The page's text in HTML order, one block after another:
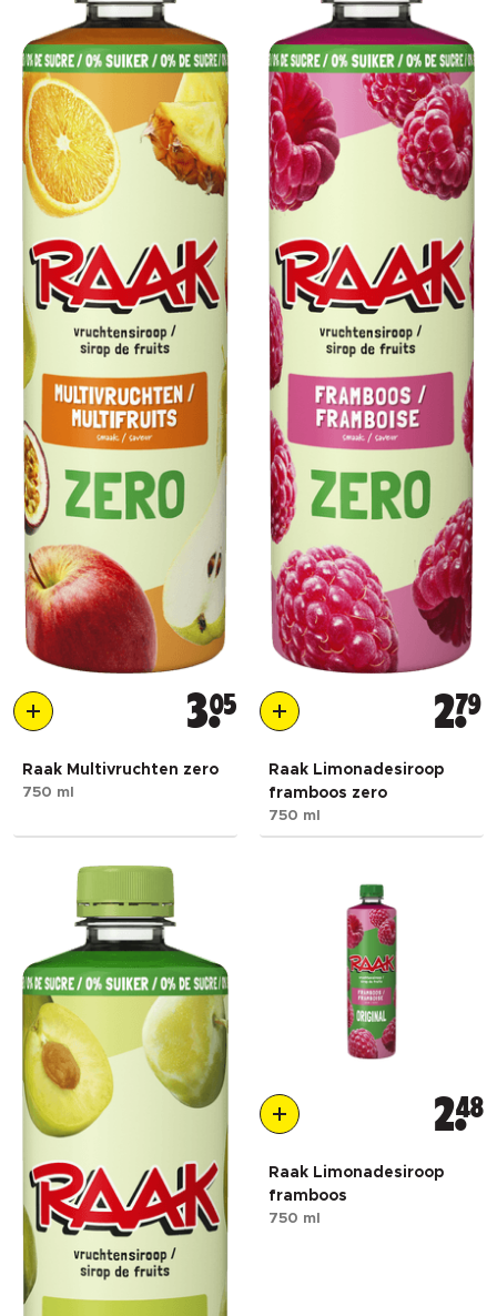
305
Raak Multivruchten zero
750 ml
279
Raak Limonadesiroop
framboos zero
750 ml
248
Raak Limonadesiroop
framboos
750 ml